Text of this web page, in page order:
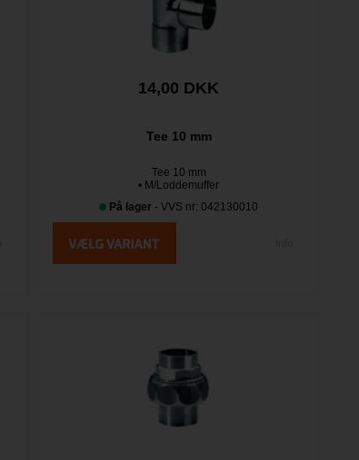
14,00 DKK
Tee 10 mm
Tee 10 mm
• M/Loddemuffer
På lager - VVS nr: 042130010